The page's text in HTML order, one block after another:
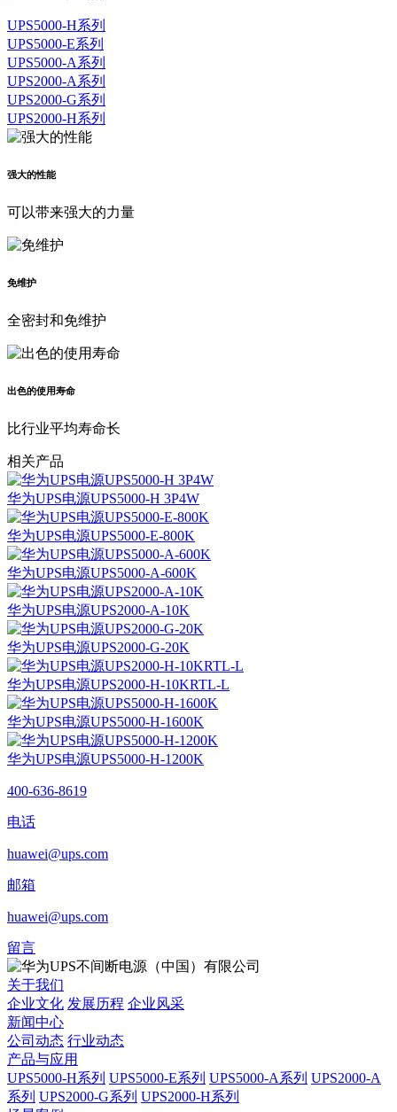
UPS5000-H系列
UPS5000-E系列
UPS5000-A系列
UPS2000-A系列
UPS2000-G系列
UPS2000-H系列
强大的性能
可以带来强大的力量
免维护
全密封和免维护
出色的使用寿命
比行业平均寿命长
相关产品
华为UPS电源UPS5000-H 3P4W
华为UPS电源UPS5000-E-800K
华为UPS电源UPS5000-A-600K
华为UPS电源UPS2000-A-10K
华为UPS电源UPS2000-G-20K
华为UPS电源UPS2000-H-10KRTL-L
华为UPS电源UPS5000-H-1600K
华为UPS电源UPS5000-H-1200K
400-636-8619
电话
huawei@ups.com
邮箱
huawei@ups.com
留言
关于我们
企业文化 发展历程 企业风采
新闻中心
公司动态 行业动态
产品与应用
UPS5000-H系列 UPS5000-E系列 UPS5000-A系列 UPS2000-A
系列 UPS2000-G系列 UPS2000-H系列